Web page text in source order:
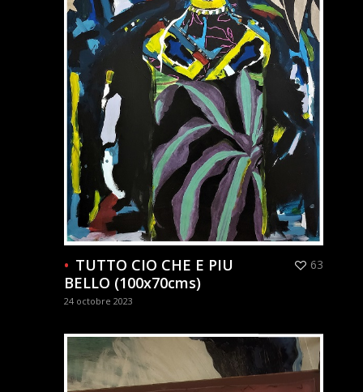
TUTTO CIO CHE E PIU
BELLO (100x70cms)
24 octobre 2023
63